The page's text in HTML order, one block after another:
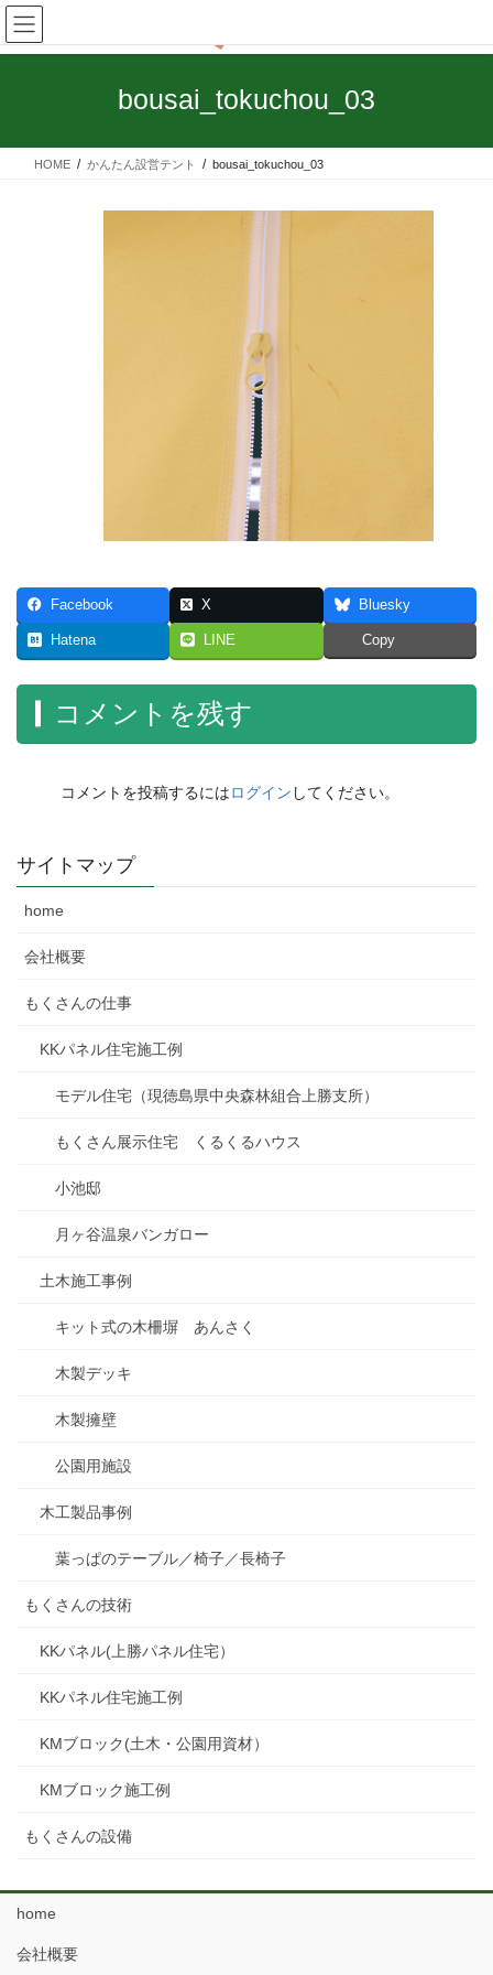
コ
ン
テ
ス
ナ
ビ
ゲ
ン
bousai_tokuchou_03
HOME かんたん設営テント bousai_tokuchou_03
Facebook X Bluesky
Hatena LINE Copy
コメントを残す
コメントを投稿するにはログイン してください。
サイトマップ
home
会社概要
もくさんの仕事
KKパネル住宅施工例
モデル住宅（現徳島県中央森林組合上勝支所）
もくさん展示住宅 くるくるハウス
小池邸
月ヶ谷温泉バンガロー
土木施工事例
キット式の木柵塀 あんさく
木製デッキ
木製擁壁
公園用施設
木工製品事例
葉っぱのテーブル／椅子／長椅子
もくさんの技術
KKパネル(上勝パネル住宅）
KKパネル住宅施工例
KMブロック(土木・公園用資材）
KMブロック施工例
もくさんの設備
home
会社概要